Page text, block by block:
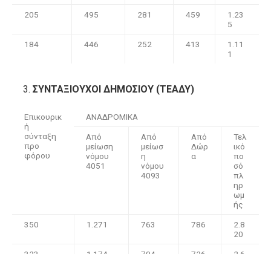
205 495 281 459
1.23
5
184 446 252 413
1.11
1
ΣΥΝΤΑΞΙΟΥΧΟΙ ΔΗΜΟΣΙΟΥ (ΤΕΑΔΥ)
Επικουρικ
ή
σύνταξη
προ
φόρου
ΑΝΑΔΡΟΜΙΚΑ
Από
μείωση
νόμου
4051
Από
μείωσ
η
νόμου
4093
Από
Δώρ
α
Τελ
ικό
πο
σό
πλ
ηρ
ωμ
ής
350 1.271 763 786
2.8
20